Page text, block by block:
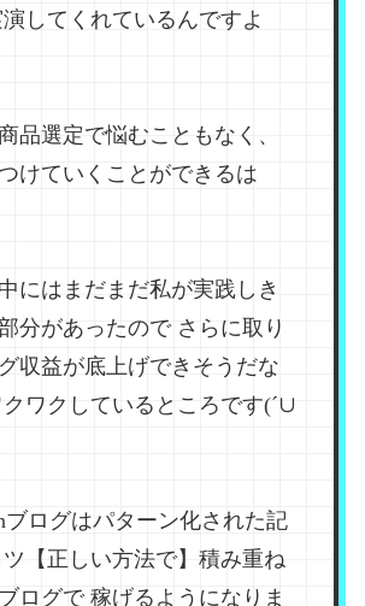
してくれているんですよ
品選定で悩むこともなく、
けていくことができるは
にはまだまだ私が実践しき
分があったのでさらに取り
収益が底上げできそうだな
クワクしているところです(´∪
ブログはパターン化された記
ツ【正しい方法で】積み重ね
ログで稼げるようになりま